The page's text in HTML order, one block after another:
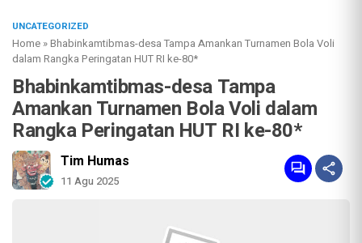
UNCATEGORIZED
Home »Bhabinkamtibmas-desa Tampa Amankan Turnamen Bola Voli
dalam Rangka Peringatan HUT RI ke-80*
Bhabinkamtibmas-desa Tampa
Amankan Turnamen Bola Voli dalam
Rangka Peringatan HUT RI ke-80*
Tim Humas
11 Agu 2025